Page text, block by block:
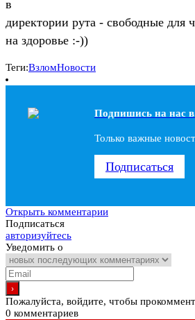
в
директории рута - свободные для
на здоровье :-))
Теги:ВзломНовости
Подпишись на наc
Только важные
Подписаться
Открыть комментарии
Подписаться
авторизуйтесь
Уведомить о
Пожалуйста, войдите, чтобы
0 комментариев